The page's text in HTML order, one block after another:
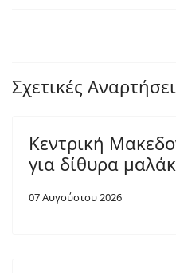
Σχετικές
Κεντρική
για δίθυρα
07 Αυγούστου 2026